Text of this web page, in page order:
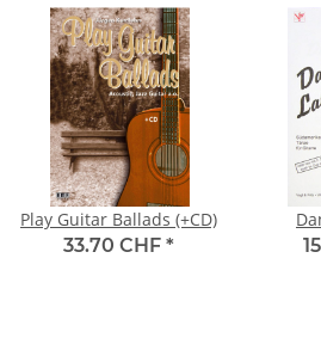
Play Guitar Ballads (+CD)
33.70 CHF *